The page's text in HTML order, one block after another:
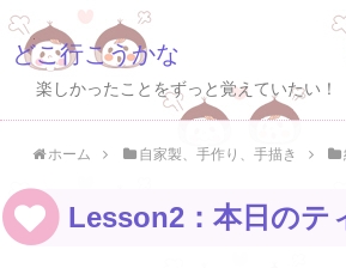
どこ行こうかな
楽しかったことをずっと覚えていたい！
ホーム 自家製、手作り、手描き
Lesson2：本日のテ